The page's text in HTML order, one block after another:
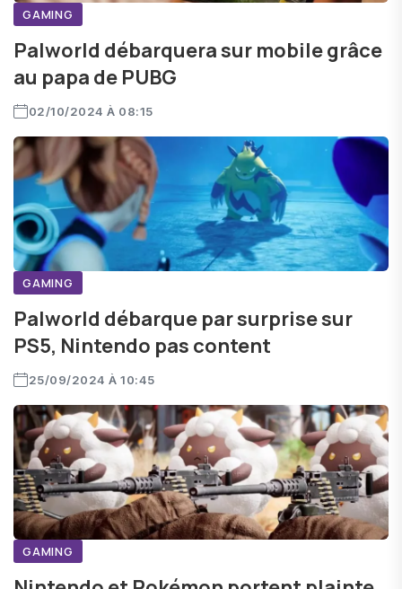
GAMING
Palworld débarquera sur mobile grâce
au papa de PUBG
02/10/2024 À 08:15
GAMING
Palworld débarque par surprise sur
PS5, Nintendo pas content
25/09/2024 À 10:45
GAMING